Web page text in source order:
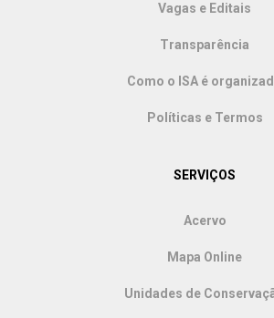
Vagas e Editais
Transparência
Como o ISA é
Políticas e Termos
SERVIÇOS
Acervo
Mapa Online
Unidades de